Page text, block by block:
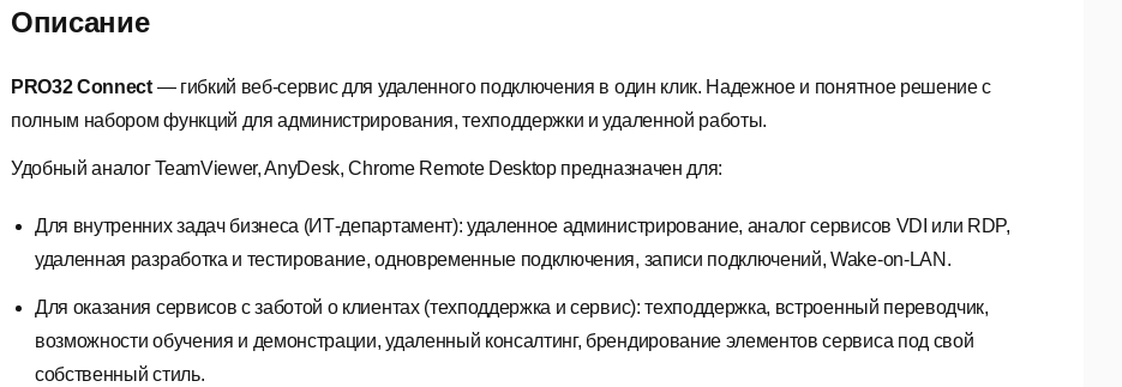
Описание
PRO32 Connect— гибкий веб-сервис для удаленного подключения в один клик. Надежное и понятное решение с
полным набором функций для администрирования, техподдержки и удаленной работы.
Удобный аналог TeamViewer, AnyDesk, Chrome Remote Desktop предназначен для:
Для внутренних задач бизнеса (ИТ-департамент): удаленное администрирование, аналог сервисов VDI или RDP,
удаленная разработка и тестирование, одновременные подключения, записи подключений, Wake-on-LAN.
Для оказания сервисов с заботой о клиентах (техподдержка и сервис): техподдержка, встроенный переводчик,
возможности обучения и демонстрации, удаленный консалтинг, брендирование элементов сервиса под свой
собственный стиль.